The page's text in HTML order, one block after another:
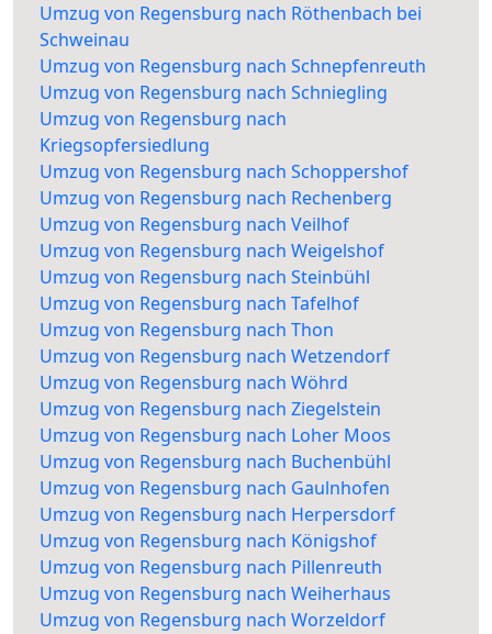
Umzug von Regensburg nach Röthenbach bei
Schweinau
Umzug von Regensburg nach Schnepfenreuth
Umzug von Regensburg nach Schniegling
Umzug von Regensburg nach
Kriegsopfersiedlung
Umzug von Regensburg nach Schoppershof
Umzug von Regensburg nach Rechenberg
Umzug von Regensburg nach Veilhof
Umzug von Regensburg nach Weigelshof
Umzug von Regensburg nach Steinbühl
Umzug von Regensburg nach Tafelhof
Umzug von Regensburg nach Thon
Umzug von Regensburg nach Wetzendorf
Umzug von Regensburg nach Wöhrd
Umzug von Regensburg nach Ziegelstein
Umzug von Regensburg nach Loher Moos
Umzug von Regensburg nach Buchenbühl
Umzug von Regensburg nach Gaulnhofen
Umzug von Regensburg nach Herpersdorf
Umzug von Regensburg nach Königshof
Umzug von Regensburg nach Pillenreuth
Umzug von Regensburg nach Weiherhaus
Umzug von Regensburg nach Worzeldorf